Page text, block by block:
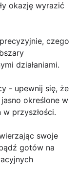
okazję wyrazić
czego
działaniami.
- upewnij się, że
określone w
przyszłości.
swoje
gotów na